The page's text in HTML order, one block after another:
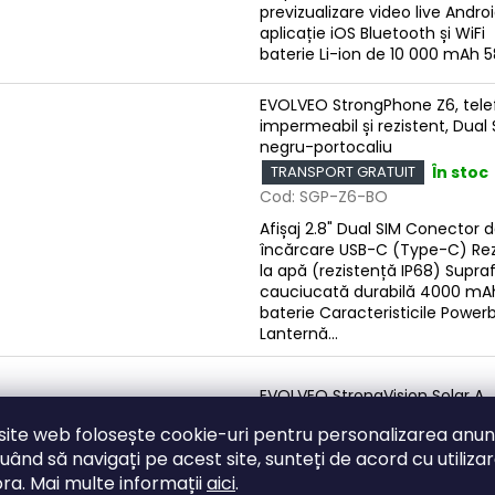
web folosește cookie-uri pentru personalizarea
să navigați pe acest site, sunteți de acord cu
Mai multe informațiiaici.
previzualizare video live
aplicație iOS Bluetooth și WiFi
baterie Li-ion de 10 000 mAh
EVOLVEO StrongPhone Z6,
impermeabil și rezistent, Dual
negru-portocaliu
TRANSPORT GRATUIT
În stoc
Cod: SGP-Z6-BO
Afișaj 2.8" Dual SIM Conector
încărcare USB-C (Type-C)
la apă (rezistență IP68)
cauciucată durabilă 4000
baterie Caracteristicile
Lanternă...
EVOLVEO StrongVision Solar A,
TRANSPORT GRATUIT
În stoc
Cod:CAM-SOLAR-A